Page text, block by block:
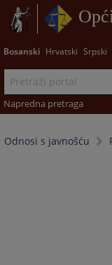
Bosanski Hrvatski Srpski
Napredna pretraga
Odnosi s javnošću